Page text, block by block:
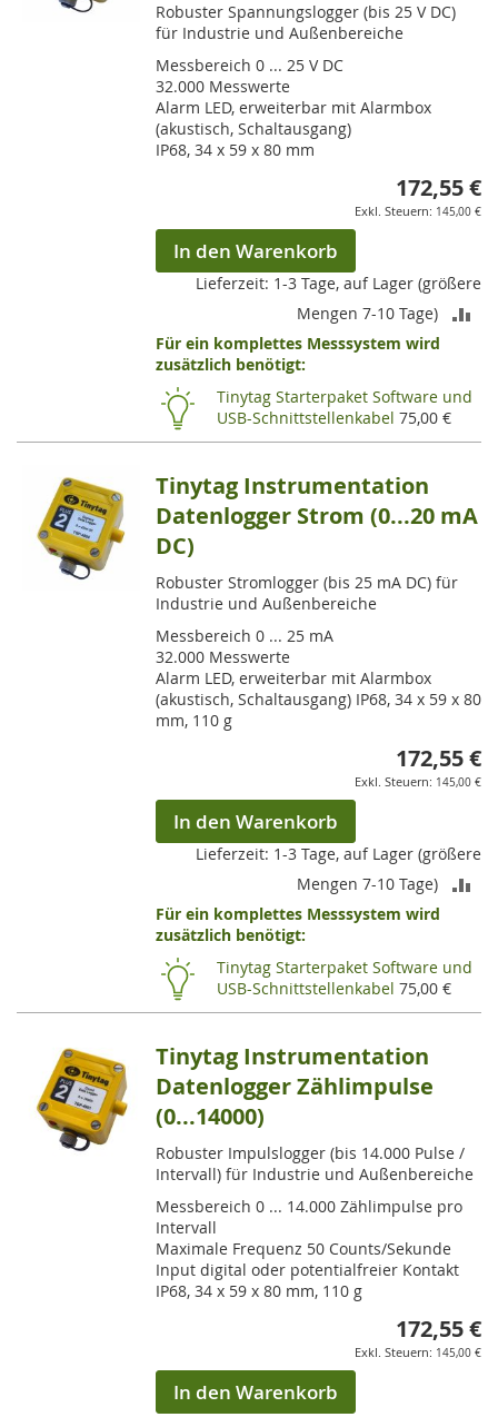
Robuster Spannungslogger (bis 25 V DC)
für Industrie und Außenbereiche
Messbereich 0 ... 25 V DC
32.000 Messwerte
Alarm LED, erweiterbar mit Alarmbox
(akustisch, Schaltausgang)
IP68, 34 x 59 x 80 mm
172,55 €
145,00 €
In den Warenkorb
Lieferzeit: 1-3 Tage, auf Lager (größere
Mengen 7-10 Tage)
Für ein komplettes Messsystem wird
zusätzlich benötigt:
Tinytag Starterpaket Software und
USB-Schnittstellenkabel 75,00 €
Tinytag Instrumentation
Datenlogger Strom (0...20 mA
DC)
Robuster Stromlogger (bis 25 mA DC) für
Industrie und Außenbereiche
Messbereich 0 ... 25 mA
32.000 Messwerte
Alarm LED, erweiterbar mit Alarmbox
(akustisch, Schaltausgang) IP68, 34 x 59 x 80
mm, 110 g
172,55 €
145,00 €
In den Warenkorb
Lieferzeit: 1-3 Tage, auf Lager (größere
Mengen 7-10 Tage)
Für ein komplettes Messsystem wird
zusätzlich benötigt:
Tinytag Starterpaket Software und
USB-Schnittstellenkabel 75,00 €
Tinytag Instrumentation
Datenlogger Zählimpulse
(0...14000)
Robuster Impulslogger (bis 14.000 Pulse /
Intervall) für Industrie und Außenbereiche
Messbereich 0 ... 14.000 Zählimpulse pro
Intervall
Maximale Frequenz 50 Counts/Sekunde
Input digital oder potentialfreier Kontakt
IP68, 34 x 59 x 80 mm, 110 g
172,55 €
145,00 €
In den Warenkorb